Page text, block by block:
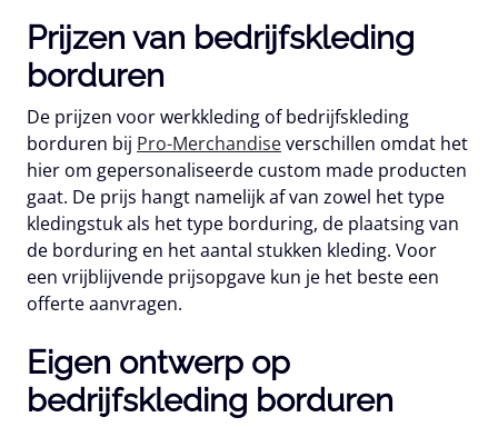
Prijzen van bedrijfskleding
borduren
De prijzen voor werkkleding of bedrijfskleding
borduren bij Pro-Merchandiseverschillen omdat het
hier om gepersonaliseerde custom made producten
gaat. De prijs hangt namelijk af van zowel het type
kledingstuk als het type borduring, de plaatsing van
de borduring en het aantal stukken kleding. Voor
een vrijblijvende prijsopgave kun je het beste een
offerte aanvragen.
Eigen ontwerp op
bedrijfskleding borduren